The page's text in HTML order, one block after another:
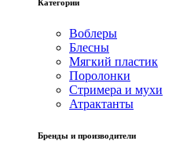
Категории
Воблеры
Блесны
Мягкий пластик
Поролонки
Стримера и мухи
Атрактанты
Бренды и производители